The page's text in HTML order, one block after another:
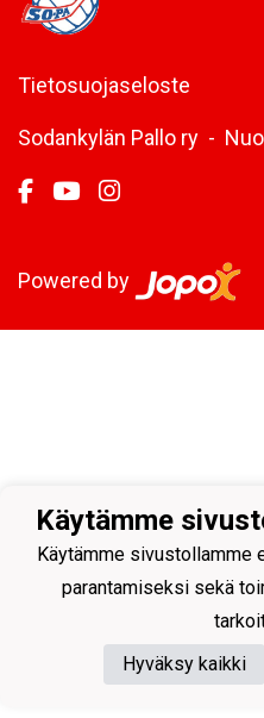
Tietosuojaseloste
Sodankylän Pallo ry -
Powered by
Käytämme
Käytämme sivustollamme
parantamiseksi sekä
Hyväksy kaikki